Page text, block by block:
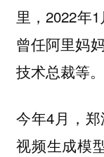
里，2022年
曾任阿里妈
技术总裁等。
今年4月，
视频生成模